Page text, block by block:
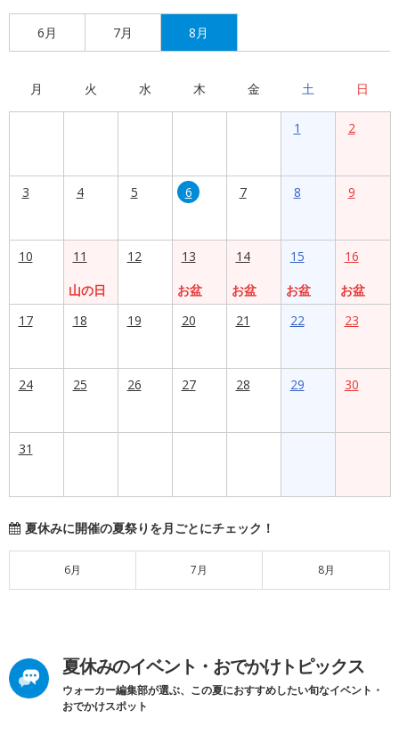
6月 7月 8月
月 火 水 木 金 土 日
1 2
3 4 5 6 7 8 9
10
11
山の日
12
13
お盆
14
お盆
15
お盆
16
お盆
17
18 19 20 21 22 23
24 25 26 27 28 29 30
31
夏休みに開催の夏祭りを月ごとにチェック！
6月 7月 8月
夏休みのイベント・おでかけトピックス
ウォーカー編集部が選ぶ、この夏におすすめしたい旬なイベント・
おでかけスポット